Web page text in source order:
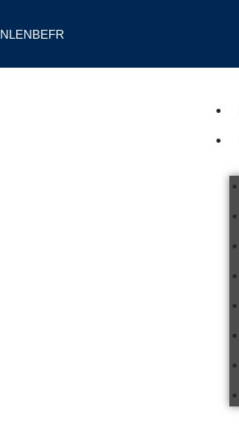
naar
NLENBEFR